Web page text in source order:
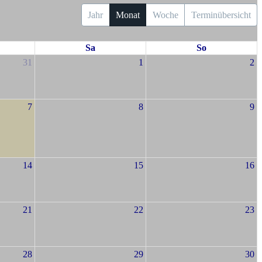
Jahr Monat Woche Terminübersicht
Sa
So
31
1 2
7 8 9
14 15 16
21 22 23
28 29 30